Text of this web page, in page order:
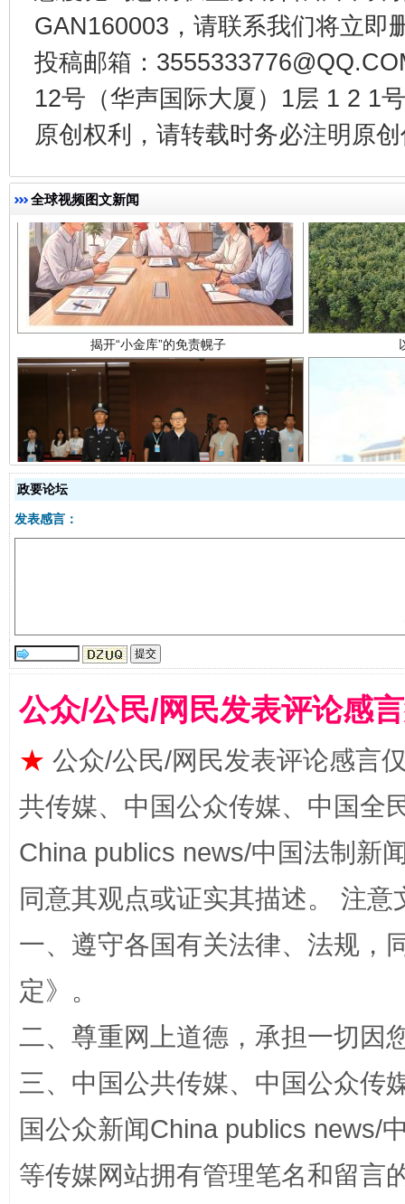
GAN160003，请联系我们将立即
投稿邮箱：
12号（华声国际大厦）1层 1 2 1
原创权利，请转载时务必注明原
全球视频图文新闻
揭开“小金库”的免责幌子
受贿1.44亿！段成刚被判无期 从幼
全民健身五年计划来了！等你上场
阿坝州三大球赛在茂县开幕 规模
国家大学科技园优化重塑工作
政要论坛
发表感言：
公众/公民/网民发表评论感
★ 公众/公民/网民发表评论感言
共传媒、中国公众传媒、中国全
China publics news/中国法制新
同意其观点或证实其描述。 注
一、遵守各国有关法律、法规，
定》。
二、尊重网上道德，承担一切因
三、中国公共传媒、中国公众传
国公众新闻China publics news/
等传媒网站拥有管理笔名和留言